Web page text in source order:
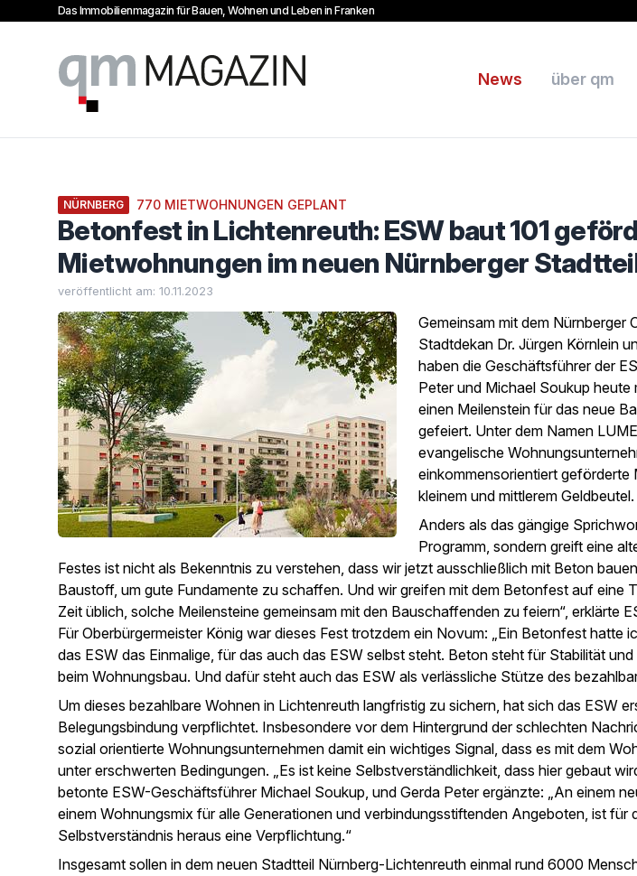
Das Immobilienmagazin für Bauen, Wohnen und Leben in Franken
qm Magazin
News über qm
NÜRNBERG 770 MIETWOHNUNGEN GEPLANT
Betonfest in Lichtenreuth: ESW baut 101
Mietwohnungen im neuen Nürnberger
veröffentlicht am: 10.11.2023
Gemeinsam mit dem Nürnberger
Stadtdekan Dr. Jürgen Körnlein
haben die Geschäftsführer der
Peter und Michael Soukup
einen Meilenstein für das neue
gefeiert. Unter dem Namen
evangelische
einkommensorientiert
kleinem und mittlerem Geldbeutel.
Anders als das gängige
Programm, sondern greift eine
Festes ist nicht als Bekenntnis zu verstehen, dass wir jetzt ausschließlich mit Beton
Baustoff, um gute Fundamente zu schaffen. Und wir greifen mit dem Betonfest auf eine
Zeit üblich, solche Meilensteine gemeinsam mit den Bauschaffenden zu feiern“, erklärte
Für Oberbürgermeister König war dieses Fest trotzdem ein Novum: „Ein Betonfest hatte
das ESW das Einmalige, für das auch das ESW selbst steht. Beton steht für Stabilität
beim Wohnungsbau. Und dafür steht auch das ESW als verlässliche Stütze des
Um dieses bezahlbare Wohnen in Lichtenreuth langfristig zu sichern, hat sich das ESW
Belegungsbindung verpflichtet. Insbesondere vor dem Hintergrund der schlechten
sozial orientierte Wohnungsunternehmen damit ein wichtiges Signal, dass es mit dem
unter erschwerten Bedingungen. „Es ist keine Selbstverständlichkeit, dass hier gebaut
betonte ESW-Geschäftsführer Michael Soukup, und Gerda Peter ergänzte: „An einem
einem Wohnungsmix für alle Generationen und verbindungsstiftenden Angeboten, ist für
Selbstverständnis heraus eine Verpflichtung.“
Insgesamt sollen in dem neuen Stadtteil Nürnberg-Lichtenreuth einmal rund 6000